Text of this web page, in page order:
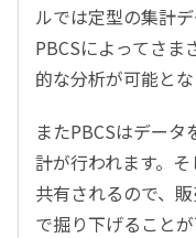
ルでは定型の集計
PBCSによってさま
的な分析が可能とな
またPBCSはデー
計が行われます。
共有されるので、
で掘り下げることが